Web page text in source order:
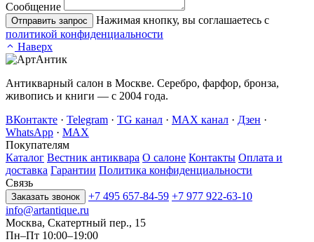
Сообщение
Отправить запрос
Нажимая кнопку, вы соглашаетесь с
политикой конфиденциальности
Наверх
Антикварный салон в Москве. Серебро, фарфор, бронза,
живопись и книги — с 2004 года.
ВКонтакте · Telegram · TG канал · MAX канал · Дзен ·
WhatsApp · MAX
Покупателям
Каталог Вестник антиквара О салоне Контакты Оплата и
доставка Гарантии Политика конфиденциальности
Связь
Заказать звонок +7 495 657-84-59 +7 977 922-63-10
info@artantique.ru
Москва, Скатертный пер., 15
Пн–Пт 10:00–19:00